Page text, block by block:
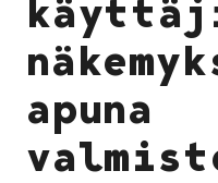
apuna